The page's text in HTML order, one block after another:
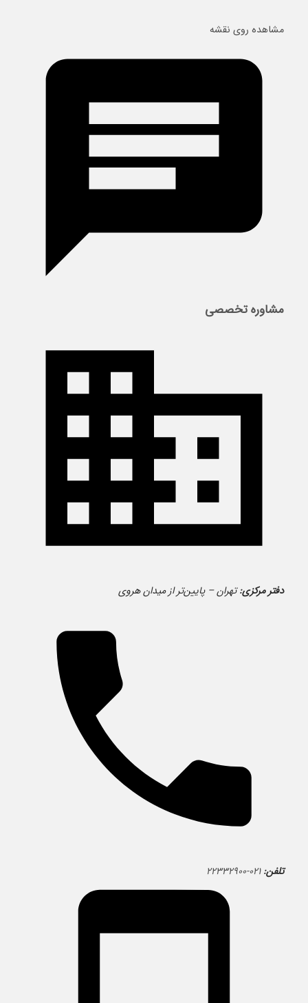
مشاهده روی نقشه
مشاوره تخصصی
دفتر مرکزی:تهران – پایین‌تر از میدان هروی
تلفن: ۰۲۱-۲۲۳۳۲۹۰۰